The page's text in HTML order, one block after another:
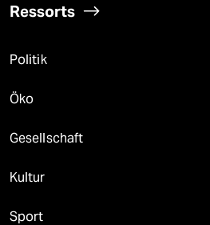
Ressorts
Politik
Öko
Gesellschaft
Kultur
Sport